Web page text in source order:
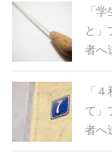
「
と」
者へ
「
て」
者へ